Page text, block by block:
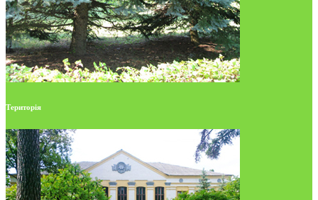
Територія